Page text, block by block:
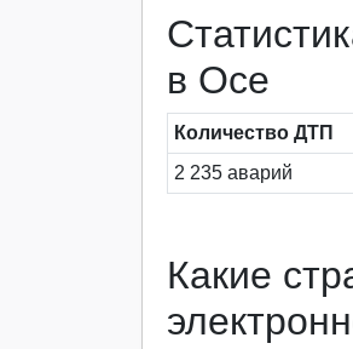
в Осе
Количество ДТП
2 235 аварий
Какие